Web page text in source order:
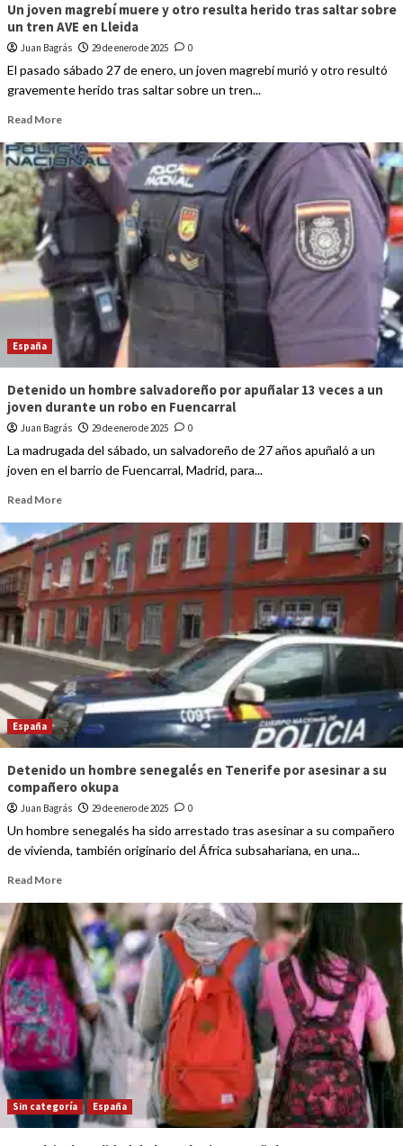
Un joven magrebí muere y otro resulta herido tras saltar sobre
un tren AVE en Lleida
Juan Bagrás 29 de enero de 2025 0
El pasado sábado 27 de enero, un joven magrebí murió y otro resultó
gravemente herido tras saltar sobre un tren...
Read More
España
Detenido un hombre salvadoreño por apuñalar 13 veces a un
joven durante un robo en Fuencarral
Juan Bagrás 29 de enero de 2025 0
La madrugada del sábado, un salvadoreño de 27 años apuñaló a un
joven en el barrio de Fuencarral, Madrid, para...
Read More
España
Detenido un hombre senegalés en Tenerife por asesinar a su
compañero okupa
Juan Bagrás 29 de enero de 2025 0
Un hombre senegalés ha sido arrestado tras asesinar a su compañero
de vivienda, también originario del África subsahariana, en una...
Read More
Sin categoría España